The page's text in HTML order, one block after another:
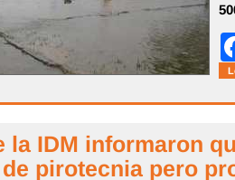
la IDM informaron
pirotecnia pero